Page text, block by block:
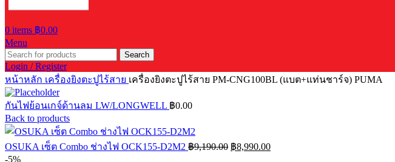
0 items ฿0.00
Menu
Search
Login / Register
หน้าหลัก เครื่องยิงตะปูไร้สาย เครื่องยิงตะปูไร้สาย PM-CNG100BL (แบต+แท่นชาร์จ) PUMA
กันไฟย้อนเกจ์ด้านลม LW/LONGWELL ฿0.00
Back to products
OSUKA เซ็ต Combo ช่างไฟ OCK155-D2M2 ฿9,190.00 Original
price
฿8,990.00Current
price
-5%